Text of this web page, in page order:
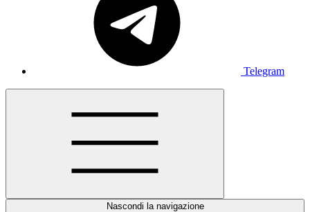
Telegram
Nascondi la navigazione